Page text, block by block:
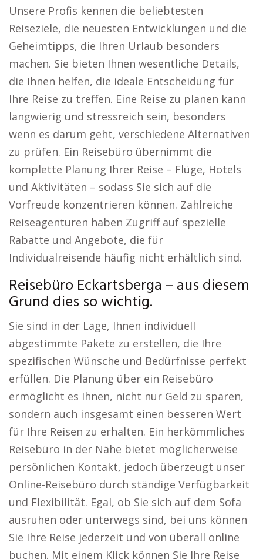
Unsere Profis kennen die beliebtesten
Reiseziele, die neuesten Entwicklungen und die
Geheimtipps, die Ihren Urlaub besonders
machen. Sie bieten Ihnen wesentliche Details,
die Ihnen helfen, die ideale Entscheidung für
Ihre Reise zu treffen. Eine Reise zu planen kann
langwierig und stressreich sein, besonders
wenn es darum geht, verschiedene Alternativen
zu prüfen. Ein Reisebüro übernimmt die
komplette Planung Ihrer Reise – Flüge, Hotels
und Aktivitäten – sodass Sie sich auf die
Vorfreude konzentrieren können. Zahlreiche
Reiseagenturen haben Zugriff auf spezielle
Rabatte und Angebote, die für
Individualreisende häufig nicht erhältlich sind.
Reisebüro Eckartsberga – aus diesem
Grund dies so wichtig.
Sie sind in der Lage, Ihnen individuell
abgestimmte Pakete zu erstellen, die Ihre
spezifischen Wünsche und Bedürfnisse perfekt
erfüllen. Die Planung über ein Reisebüro
ermöglicht es Ihnen, nicht nur Geld zu sparen,
sondern auch insgesamt einen besseren Wert
für Ihre Reisen zu erhalten. Ein herkömmliches
Reisebüro in der Nähe bietet möglicherweise
persönlichen Kontakt, jedoch überzeugt unser
Online-Reisebüro durch ständige Verfügbarkeit
und Flexibilität. Egal, ob Sie sich auf dem Sofa
ausruhen oder unterwegs sind, bei uns können
Sie Ihre Reise jederzeit und von überall online
buchen. Mit einem Klick können Sie Ihre Reise